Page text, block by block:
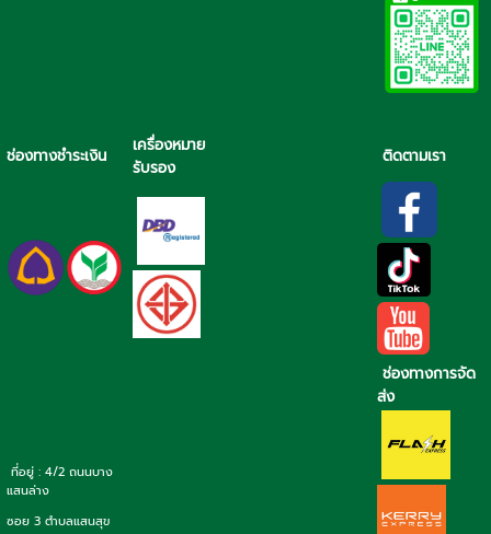
ช่องทางชำระเงิน
เครื่องหมาย
รับรอง
ติดตามเรา
ช่องทางการจัด
ส่ง
ที่อยู่ : 4/2 ถนนบาง
แสนล่าง
ซอย 3 ตำบลแสนสุข